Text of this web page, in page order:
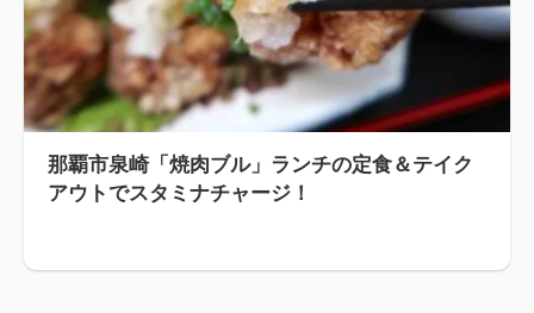
那覇市泉崎「焼肉ブル」ランチの定食＆テイク
アウトでスタミナチャージ！